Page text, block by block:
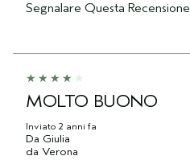
Segnalare Questa Recensione
MOLTO BUONO
Inviato 2 anni fa
Da Giulia
da Verona